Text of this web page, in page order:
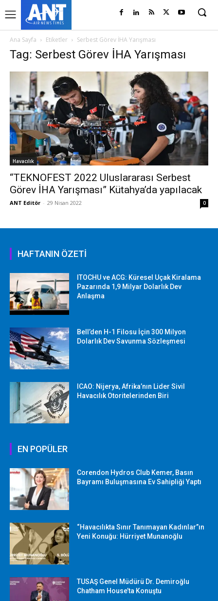
Ana Sayfa Etiketler Serbest Görev İHA Yarışması
Tag: Serbest Görev İHA Yarışması
Havacılık
“TEKNOFEST 2022 Uluslararası Serbest
Görev İHA Yarışması” Kütahya’da yapılacak
ANT Editör - 29 Nisan 2022 0
HAFTANIN ÖZETİ
ITOCHU ve ACG: Küresel Uçak Kiralama
Pazarında 1,9 Milyar Dolarlık Dev
Anlaşma
Bell’den H-1 Filosu İçin 300 Milyon
Dolarlık Dev Savunma Sözleşmesi
ICAO: Nijerya, Afrika’nın Lider Sivil
Havacılık Otoritelerinden Biri
EN POPÜLER
Corendon Hydros Club Kemer, Basın
Bayramı Buluşmasına Ev Sahipliği Yaptı
“Havacılıkta Sınır Tanımayan Kadınlar”ın
Yeni Konuğu: Hürriyet Munanoğlu
TUSAŞ Genel Müdürü Dr. Demiroğlu
Chatham House’ta Konuştu